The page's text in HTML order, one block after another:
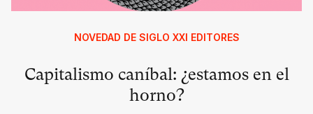
NOVEDAD DE SIGLO XXI EDITORES
Capitalismo caníbal: ¿estamos en el
horno?